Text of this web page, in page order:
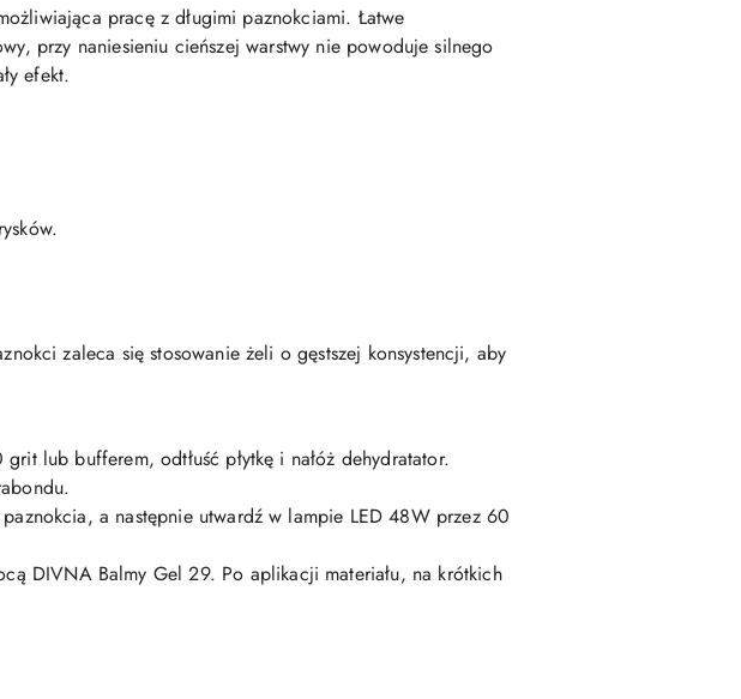
pracę z długimi paznokciami. Łatwe
przy naniesieniu cieńszej warstwy nie powoduje silnego
efekt.
zaleca się stosowanie żeli o gęstszej konsystencji, aby
lub bufferem, odtłuść płytkę i nałóż dehydratator.
a następnie utwardź w lampie LED 48W przez 60
DIVNA Balmy Gel 29. Po aplikacji materiału, na krótkich